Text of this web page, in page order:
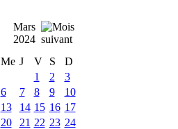
Mars
2024
Me J V S
D
1
2
3
6 7 8 9
10
13 14 15 16 17
20 21 22 23 24